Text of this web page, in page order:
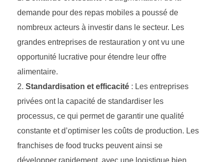
demande pour des repas mobiles a poussé de
nombreux acteurs à investir dans le secteur. Les
grandes entreprises de restauration y ont vu une
opportunité lucrative pour étendre leur offre
alimentaire.
Standardisation et efficacité : Les entreprises
privées ont la capacité de standardiser les
processus, ce qui permet de garantir une qualité
constante et d’optimiser les coûts de production. Les
franchises de food trucks peuvent ainsi se